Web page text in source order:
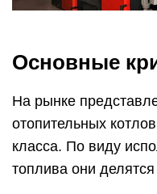
Основные
На рынке
отопительных
класса. По виду
топлива они